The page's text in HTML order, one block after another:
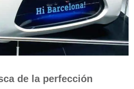
de la perfección